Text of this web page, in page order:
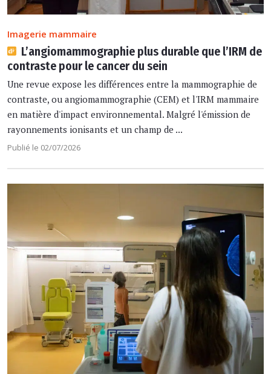
Imagerie mammaire
L’angiomammographie plus durable que l’IRM de
contraste pour le cancer du sein
Une revue expose les différences entre la mammographie de
contraste, ou angiomammographie (CEM) et l'IRM mammaire
en matière d'impact environnemental. Malgré l'émission de
rayonnements ionisants et un champ de ...
Publié le 02/07/2026